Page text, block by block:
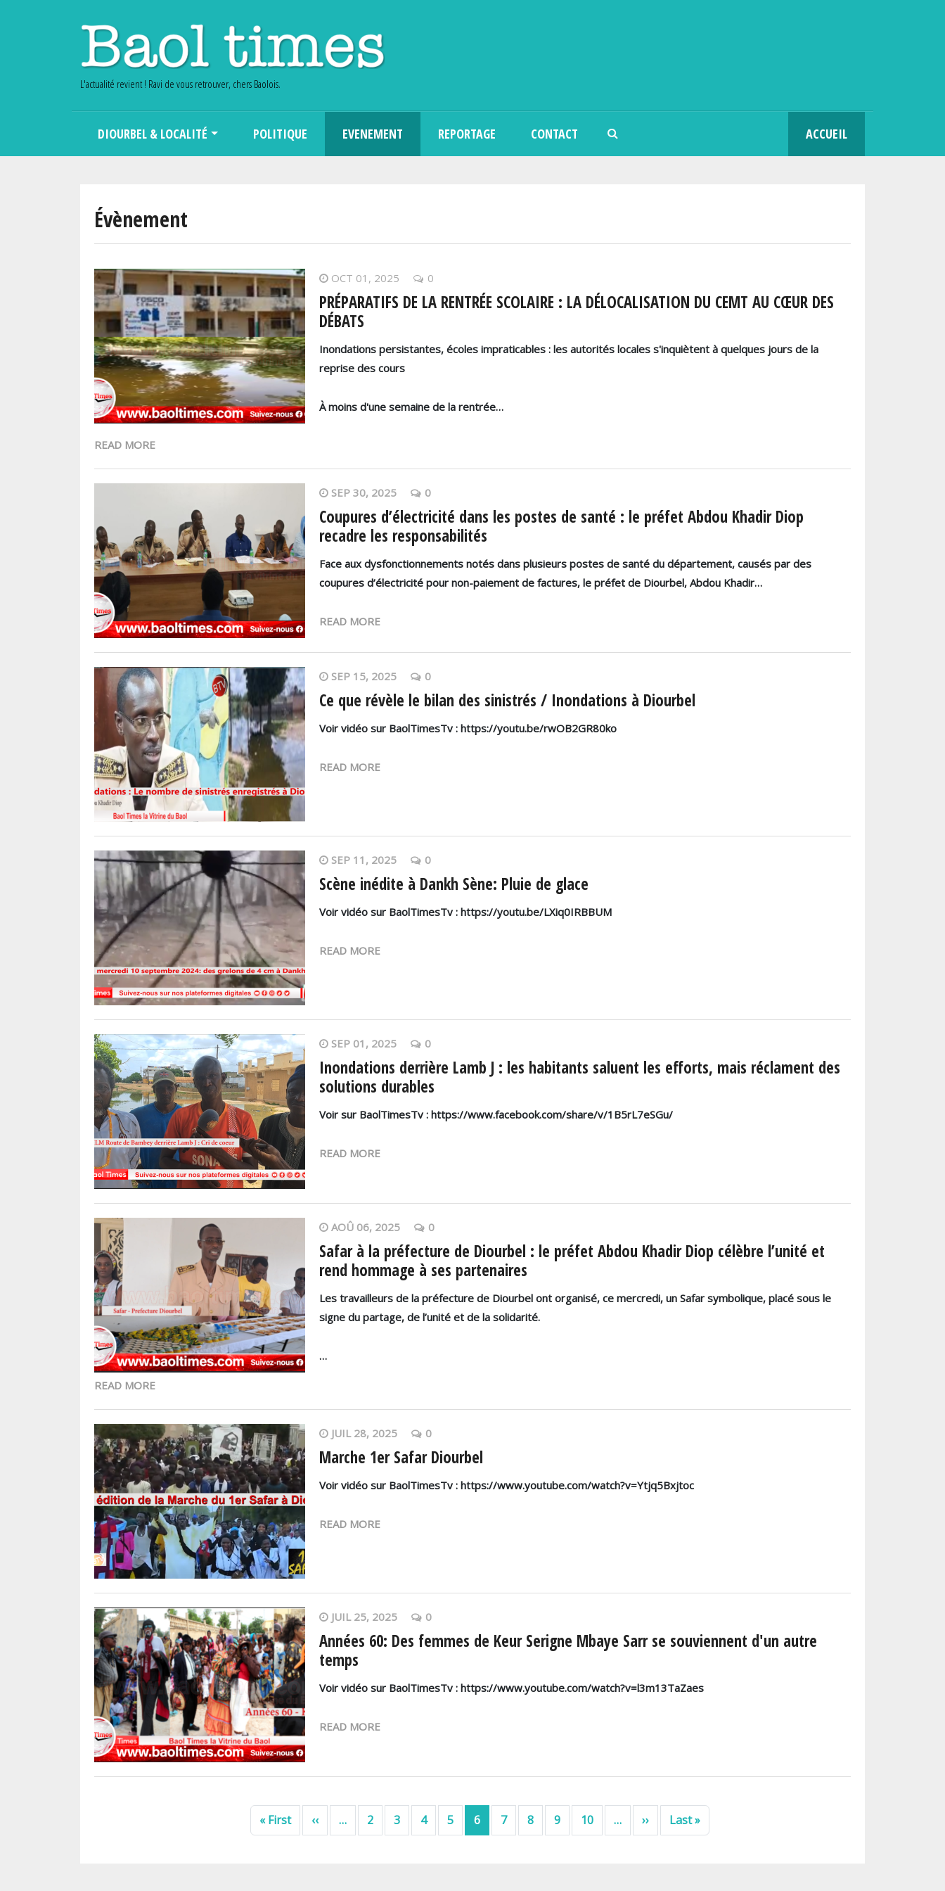
L'actualité revient ! Ravi de vous retrouver, chers Baolois.
DIOURBEL & LOCALITÉ POLITIQUE EVENEMENT REPORTAGE CONTACT ACCUEIL
Évènement
OCT 01, 2025 0
PRÉPARATIFS DE LA RENTRÉE SCOLAIRE : LA DÉLOCALISATION DU CEMT AU CŒUR DES
DÉBATS
Inondations persistantes, écoles impraticables : les autorités locales s'inquiètent à quelques jours de la
reprise des cours
À moins d'une semaine de la rentrée…
READ MORE
SEP 30, 2025 0
Coupures d’électricité dans les postes de santé : le préfet Abdou Khadir Diop
recadre les responsabilités
Face aux dysfonctionnements notés dans plusieurs postes de santé du département, causés par des
coupures d’électricité pour non-paiement de factures, le préfet de Diourbel, Abdou Khadir…
READ MORE
SEP 15, 2025 0
Ce que révèle le bilan des sinistrés / Inondations à Diourbel
Voir vidéo sur BaolTimesTv : https://youtu.be/rwOB2GR80ko
READ MORE
SEP 11, 2025 0
Scène inédite à Dankh Sène: Pluie de glace
Voir vidéo sur BaolTimesTv : https://youtu.be/LXiq0IRBBUM
READ MORE
SEP 01, 2025 0
Inondations derrière Lamb J : les habitants saluent les efforts, mais réclament des
solutions durables
Voir sur BaolTimesTv : https://www.facebook.com/share/v/1B5rL7eSGu/
READ MORE
AOÛ 06, 2025 0
Safar à la préfecture de Diourbel : le préfet Abdou Khadir Diop célèbre l’unité et
rend hommage à ses partenaires
Les travailleurs de la préfecture de Diourbel ont organisé, ce mercredi, un Safar symbolique, placé sous le
signe du partage, de l’unité et de la solidarité.
…
READ MORE
JUIL 28, 2025 0
Marche 1er Safar Diourbel
Voir vidéo sur BaolTimesTv : https://www.youtube.com/watch?v=Ytjq5Bxjtoc
READ MORE
JUIL 25, 2025 0
Années 60: Des femmes de Keur Serigne Mbaye Sarr se souviennent d'un autre
temps
Voir vidéo sur BaolTimesTv : https://www.youtube.com/watch?v=l3m13TaZaes
READ MORE
« FirstPremière page
‹‹Page précédente
… 2 3 4 5 6 7 8 9 10 … ››Page suivante
Last »Dernière page